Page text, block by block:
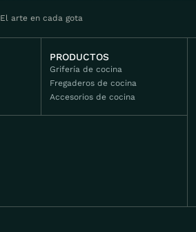
El arte en cada gota
PRODUCTOS
Grifería de cocina
Fregaderos de cocina
Accesorios de cocina